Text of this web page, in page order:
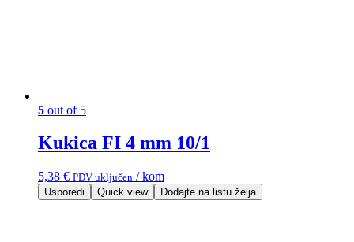
5 out of 5
Kukica FI 4 mm 10/1
5,38 € PDV uključen / kom
Usporedi Quick view Dodajte na listu želja